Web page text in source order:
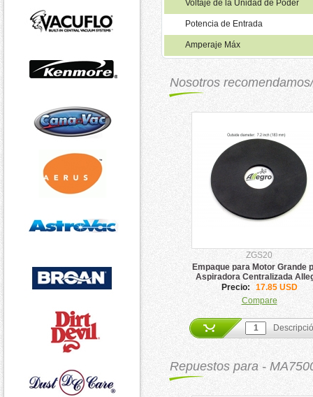
Voltaje de la Unidad de Poder
Potencia de Entrada
Amperaje Máx
Nosotros
ZGS20
Empaque para Motor Grande
Aspiradora Centralizada
Precio:
17.85 USD
Compare
Repuestos para -